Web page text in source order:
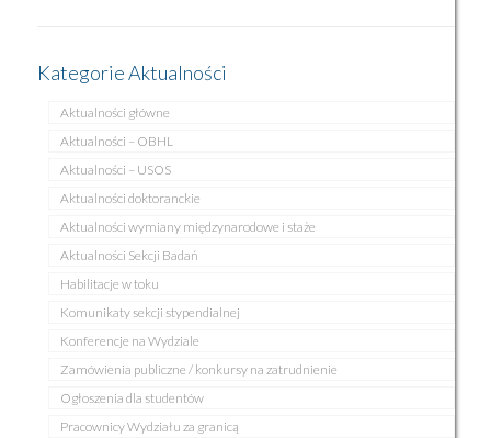
Kategorie Aktualności
Aktualności główne
Aktualności – OBHL
Aktualności – USOS
Aktualności doktoranckie
Aktualności wymiany międzynarodowe i staże
Aktualności Sekcji Badań
Habilitacje w toku
Komunikaty sekcji stypendialnej
Konferencje na Wydziale
Zamówienia publiczne / konkursy na zatrudnienie
Ogłoszenia dla studentów
Pracownicy Wydziału za granicą